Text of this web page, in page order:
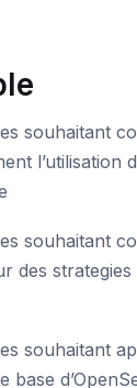
souhaitant
l’utilisation
souhaitant
des strategies
souhaitant
base